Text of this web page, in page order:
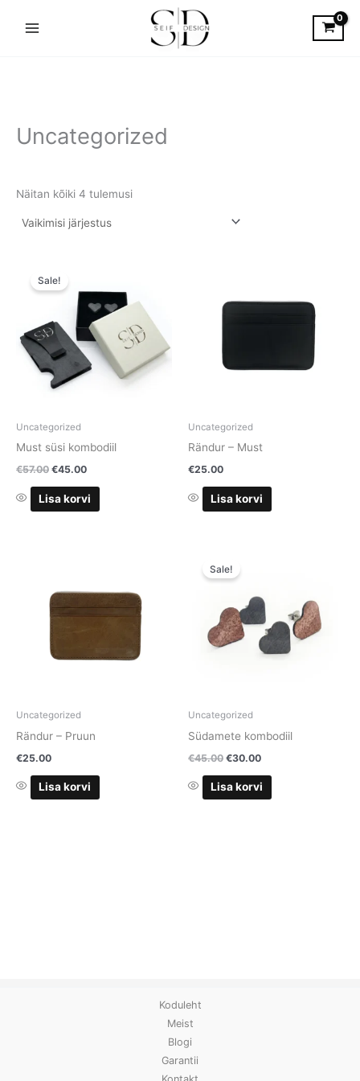
Uncategorized
Näitan kõiki 4 tulemusi
Sale!
Uncategorized
Must süsi kombodiil
€57.00
hind
oli:
€57.00.
€45.00
€45.00.
Lisa korvi
Uncategorized
Rändur – Must
€25.00
Lisa korvi
Uncategorized
Rändur – Pruun
€25.00
Lisa korvi
Sale!
Uncategorized
Südamete kombodiil
€45.00
oli:
€30.00
Lisa korvi
Koduleht
Meist
Blogi
Garantii
Kontakt